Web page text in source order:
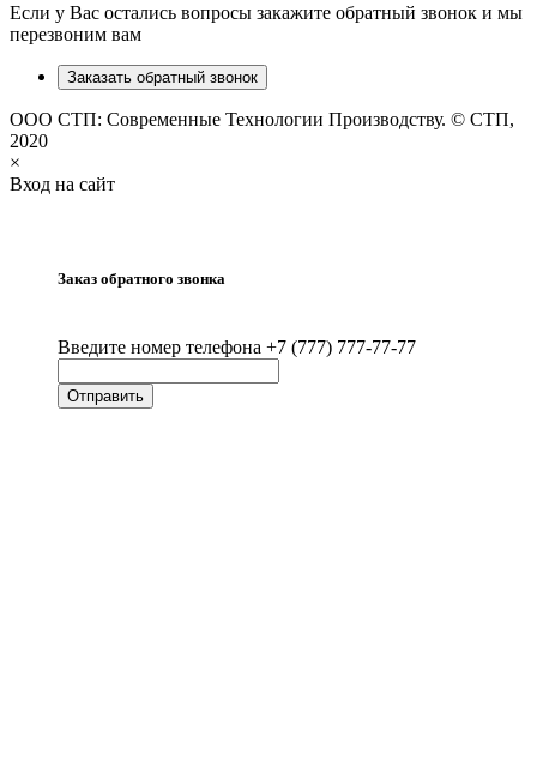
Если у Вас остались вопросы закажите обратный звонок и мы
перезвоним вам
Заказать обратный звонок
ООО СТП: Современные Технологии Производству. © СТП,
2020
×
Вход на сайт
Заказ обратного звонка
Введите номер телефона +7 (777) 777-77-77
Отправить